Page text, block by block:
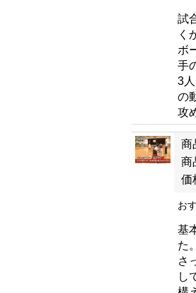
試
く
ボ
手
3
の
攻
商
商
価
お
基
た。
さ
し